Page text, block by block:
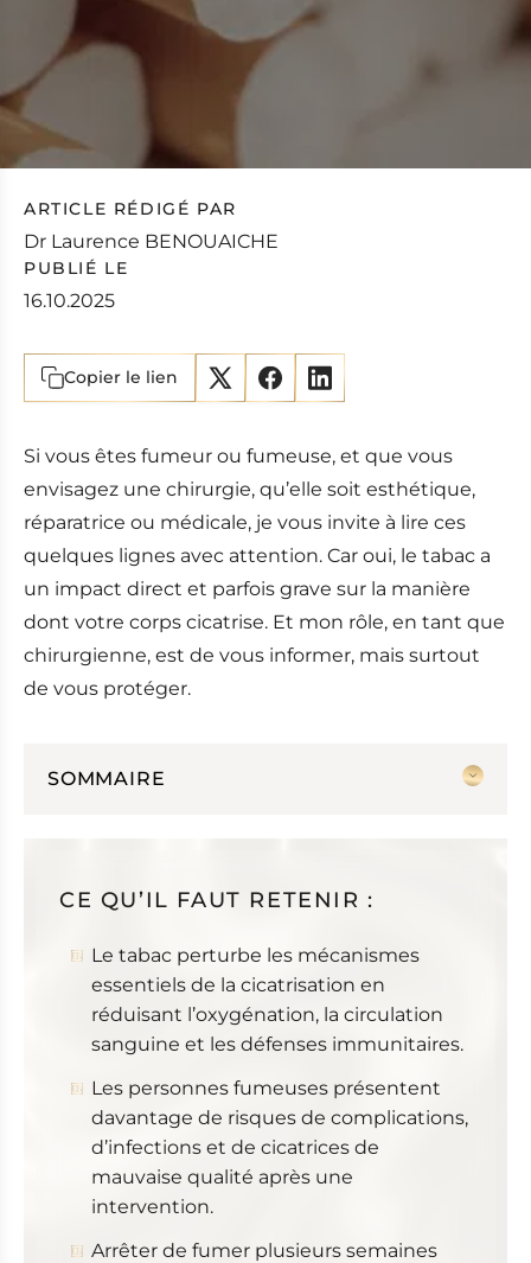
ARTICLE RÉDIGÉ PAR
Dr Laurence BENOUAICHE
PUBLIÉ LE
16.10.2025
Copier le lien
Si vous êtes fumeur ou fumeuse, et que vous
envisagez une chirurgie, qu’elle soit esthétique,
réparatrice ou médicale, je vous invite à lire ces
quelques lignes avec attention. Car oui, le tabac a
un impact direct et parfois grave sur la manière
dont votre corps cicatrise. Et mon rôle, en tant que
chirurgienne, est de vous informer, mais surtout
de vous protéger.
SOMMAIRE
tente de guérir
Pourquoi je vous demande d’arrêter avant
une opération ?
Et si j’arrête, est-ce que ça change vraiment
quelque chose ?
CE QU’IL FAUT RETENIR :
Le tabac perturbe les mécanismes
essentiels de la cicatrisation en
réduisant l’oxygénation, la circulation
sanguine et les défenses immunitaires.
Les personnes fumeuses présentent
davantage de risques de complications,
d’infections et de cicatrices de
mauvaise qualité après une
intervention.
Arrêter de fumer plusieurs semaines